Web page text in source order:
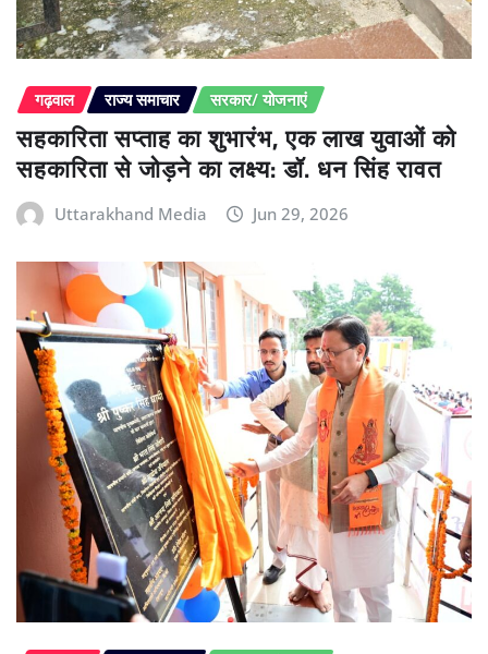
गढ़वाल राज्य समाचार सरकार/ योजनाएं
सहकारिता सप्ताह का शुभारंभ, एक लाख युवाओं को
सहकारिता से जोड़ने का लक्ष्य: डॉ. धन सिंह रावत
Uttarakhand Media Jun 29, 2026